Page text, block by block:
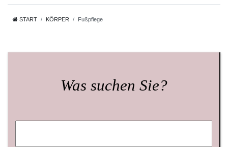
START KÖRPER Fußpflege
Was suchen Sie?